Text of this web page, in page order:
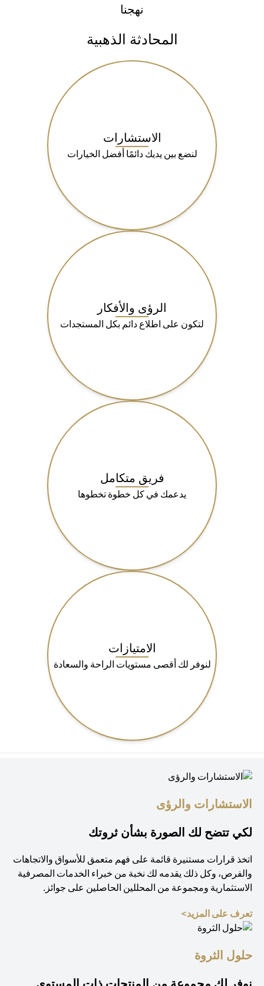
نهجنا
المحادثة الذهبية
الاستشارات
لنضع بين يديك دائمًا أفضل الخيارات
الرؤى والأفكار
لتكون على اطلاع دائم بكل المستجدات
فريق متكامل
يدعمك في كل خطوة تخطوها
الامتيازات
لنوفر لك أقصى مستويات الراحة والسعادة
الاستشارات والرؤى
لكي تتضح لك الصورة بشأن ثروتك
اتخذ قرارات مستنيرة قائمة على فهم متعمق للأسواق والاتجاهات
والفرص، وكل ذلك يقدمه لك نخبة من خبراء الخدمات المصرفية
الاستثمارية ومجموعة من المحللين الحاصلين على جوائز.
تعرف على المزيد>
حلول الثروة